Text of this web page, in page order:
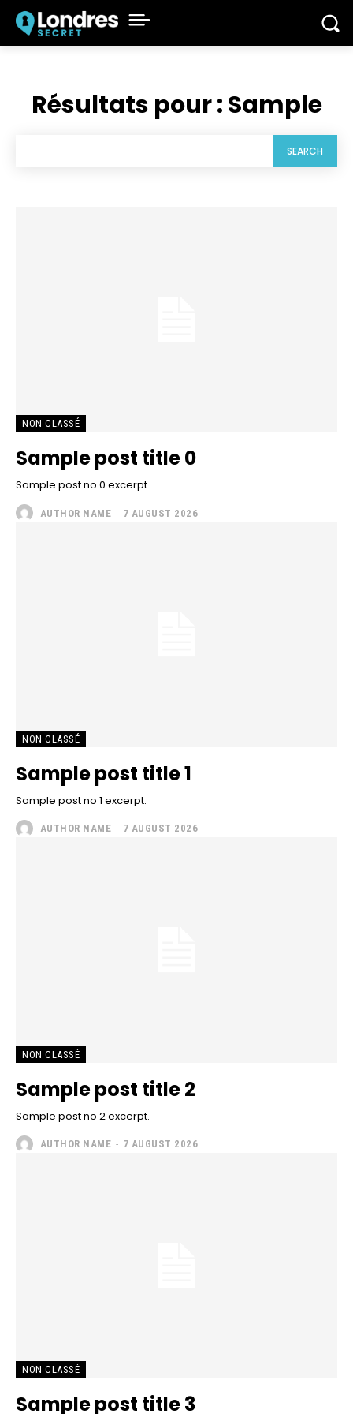
Résultats pour :Sample
SEARCH
NON CLASSÉ
Sample post title 0
Sample post no 0 excerpt.
AUTHOR NAME - 7 AUGUST 2026
NON CLASSÉ
Sample post title 1
Sample post no 1 excerpt.
AUTHOR NAME - 7 AUGUST 2026
NON CLASSÉ
Sample post title 2
Sample post no 2 excerpt.
AUTHOR NAME - 7 AUGUST 2026
NON CLASSÉ
Sample post title 3